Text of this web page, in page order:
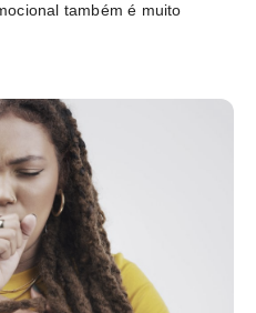
também é muito